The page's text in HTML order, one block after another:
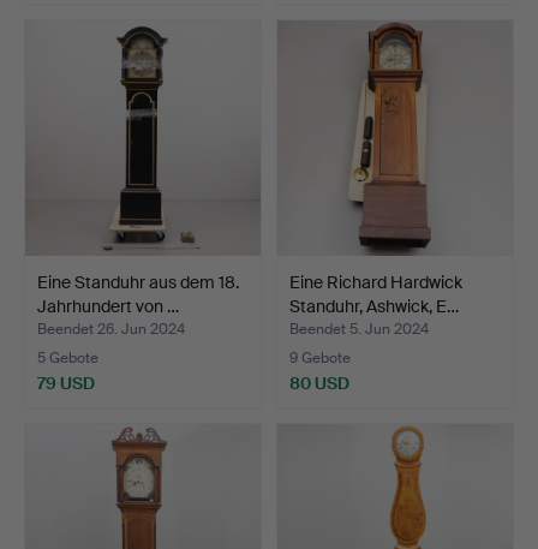
Eine Standuhr aus dem 18.
Jahrhundert von …
Beendet 26. Jun 2024
5 Gebote
79 USD
Eine Richard Hardwick
Standuhr, Ashwick, E…
Beendet 5. Jun 2024
9 Gebote
80 USD